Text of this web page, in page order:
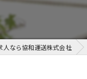
人なら協和運送株式会社